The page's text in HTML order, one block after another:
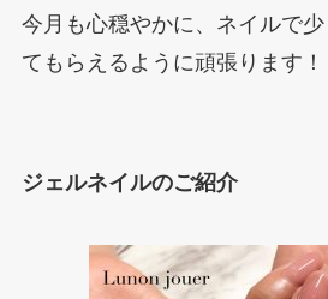
今月も心穏やかに、ネイルで
てもらえるように頑張ります！
ジェルネイルのご紹介